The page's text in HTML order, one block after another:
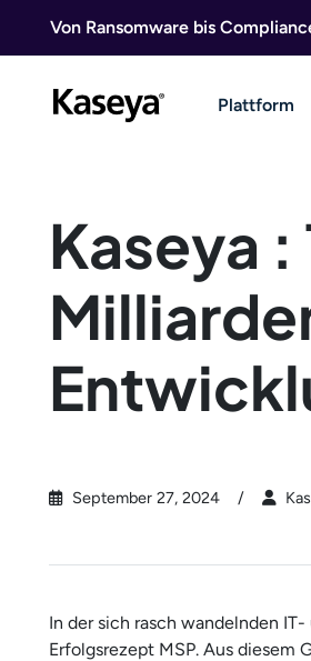
Von Ransomware bis
Plattform
Kaseya :
September 27, 2024
In der sich rasch wandelnden
Erfolgsrezept MSP. Aus diesem